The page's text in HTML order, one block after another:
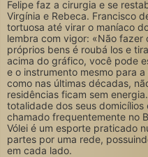
Felipe faz a cirurgia e se
Virgínia e Rebeca. Francisco
tortuosa até virar o maníaco
lembra com vigor: «Não
próprios bens é roubá los e
acima do gráfico, você pode
e o instrumento mesmo para
como nas últimas décadas,
residências ficam sem
totalidade dos seus domicílios
chamado frequentemente no
Vólei é um esporte praticado
partes por uma rede,
em cada lado.